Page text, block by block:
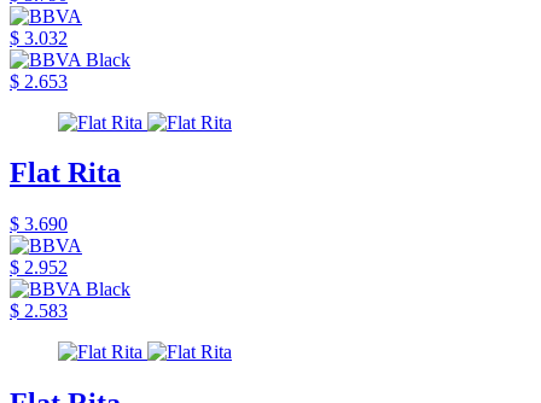
$ 3.032
$ 2.653
Flat Rita
$ 3.690
$ 2.952
$ 2.583